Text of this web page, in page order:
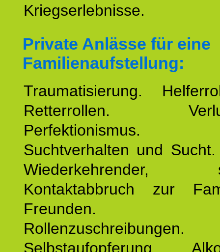
Kriegserlebnisse.
Private Anlässe für eine
Familienaufstellung:
Traumatisierung.
Retterrollen.
Perfektionismus.
Suchtverhalten und
Wiederkehrender,
Kontaktabbruch zur
Freunden.
Rollenzuschreibungen.
Selbstaufopferung.